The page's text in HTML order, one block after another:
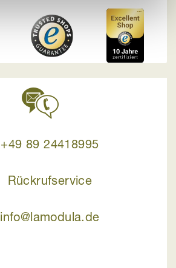
+49 89 24418995
Rückrufservice
info@lamodula.de